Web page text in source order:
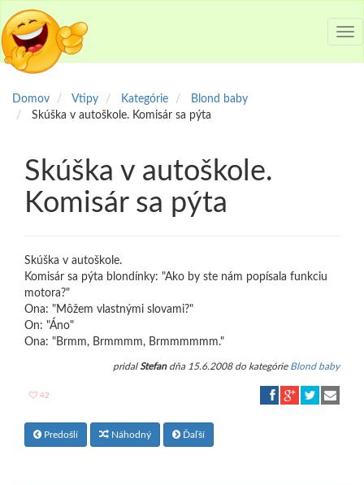
Domov Vtipy Kategórie
Blond baby
Skúška v autoškole. Komisár sa pýta
Skúška v autoškole.
Komisár sa pýta
Skúška v autoškole.
Komisár sa pýta blondínky: "Ako by ste nám popísala funkciu
motora?"
Ona: "Môžem vlastnými slovami?"
On: "Áno"
Ona: "Brmm, Brmmmm, Brmmmmmm."
pridalStefandňa 15.6.2008 do kategórie Blond baby
42
Predošlí Náhodný Ďaľší